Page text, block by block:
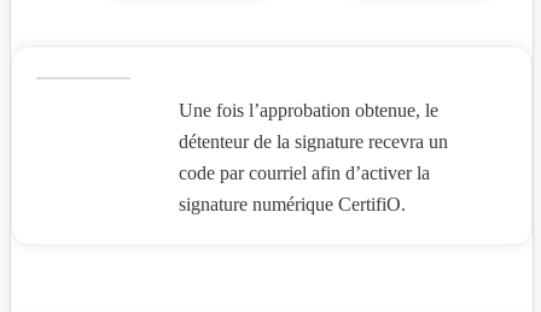
Une fois l’approbation obtenue, le
détenteur de la signature recevra un
code par courriel afin d’activer la
signature numérique CertifiO.